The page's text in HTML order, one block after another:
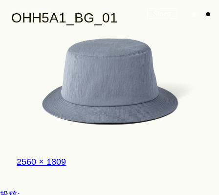
Construction
OHH5A1_BG_01
フ
ル
2560 × 1809